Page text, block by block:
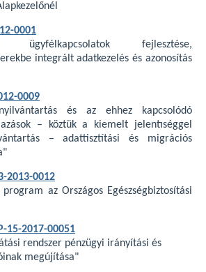
0001
ügyfélkapcsolatok fejlesztése,
integrált adatkezelés és azonosítás
0009
és az ehhez kapcsolódó
– köztük a kiemelt jelentıséggel
– adattisztítási és migrációs
2013-0012
az Országos Egészségbiztosítási
15-2017-00051
rendszer pénzügyi irányítási és
megújítása"